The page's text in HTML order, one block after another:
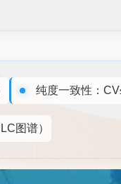
纯度一致性：
图谱）